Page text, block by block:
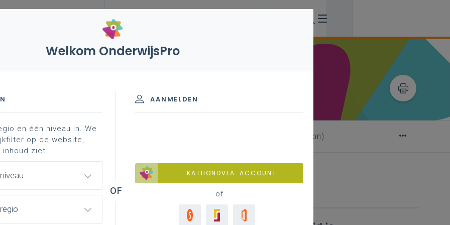
for jobshadowing how to go international? (under construction)
onderwijs in digitaal
Welkom OnderwijsPro
AANMELDEN
KATHONDVLA-ACCOUNT
of
en één niveau in. We
op de website,
ziet.